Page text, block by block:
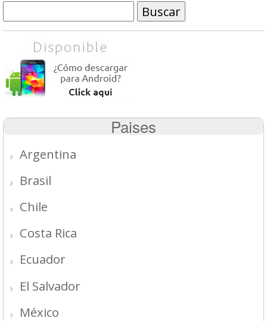
Paises
Argentina
Brasil
Chile
Costa Rica
Ecuador
El Salvador
México